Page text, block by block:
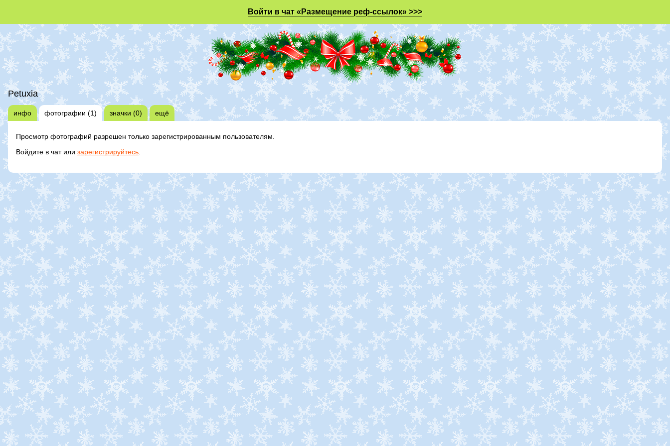
Войти в чат «Размещение реф-ссылок» >>>
Petuxia
инфо фотографии (1) значки (0) ещё
Просмотр фотографий разрешен только зарегистрированным пользователям.
Войдите в чат или зарегистрируйтесь